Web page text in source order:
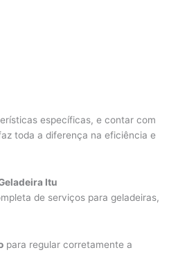
específicas, e contar com
toda a diferença na eficiência e
Itu
de serviços para geladeiras,
para regular corretamente a